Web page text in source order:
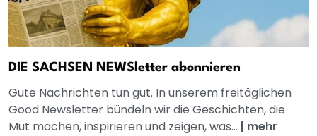
DIE SACHSEN NEWSletter abonnieren
Gute Nachrichten tun gut. In unserem freitäglichen
Good Newsletter bündeln wir die Geschichten, die
Mut machen, inspirieren und zeigen, was... | mehr